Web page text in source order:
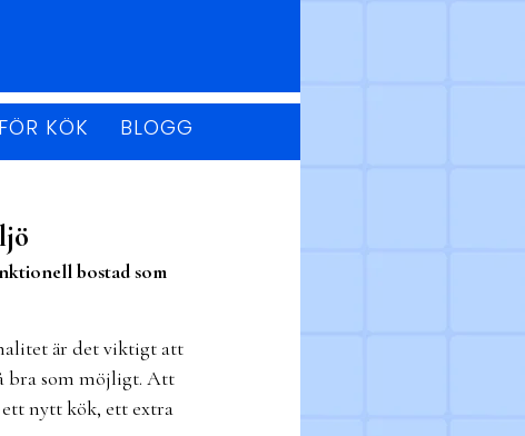
KÖK BLOGG
bostad som
är det viktigt att
bra som möjligt. Att
nytt kök, ett extra